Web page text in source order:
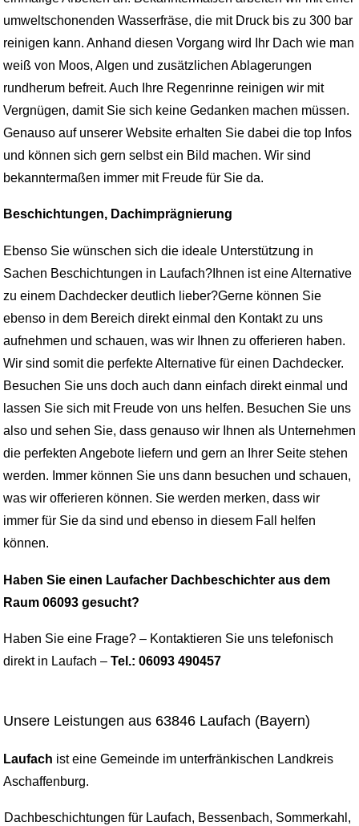
umweltschonenden Wasserfräse, die mit Druck bis zu 300 bar
reinigen kann. Anhand diesen Vorgang wird Ihr Dach wie man
weiß von Moos, Algen und zusätzlichen Ablagerungen
rundherum befreit. Auch Ihre Regenrinne reinigen wir mit
Vergnügen, damit Sie sich keine Gedanken machen müssen.
Genauso auf unserer Website erhalten Sie dabei die top Infos
und können sich gern selbst ein Bild machen. Wir sind
bekanntermaßen immer mit Freude für Sie da.
Beschichtungen, Dachimprägnierung
Ebenso Sie wünschen sich die ideale Unterstützung in
Sachen Beschichtungen in Laufach?Ihnen ist eine Alternative
zu einem Dachdecker deutlich lieber?Gerne können Sie
ebenso in dem Bereich direkt einmal den Kontakt zu uns
aufnehmen und schauen, was wir Ihnen zu offerieren haben.
Wir sind somit die perfekte Alternative für einen Dachdecker.
Besuchen Sie uns doch auch dann einfach direkt einmal und
lassen Sie sich mit Freude von uns helfen. Besuchen Sie uns
also und sehen Sie, dass genauso wir Ihnen als Unternehmen
die perfekten Angebote liefern und gern an Ihrer Seite stehen
werden. Immer können Sie uns dann besuchen und schauen,
was wir offerieren können. Sie werden merken, dass wir
immer für Sie da sind und ebenso in diesem Fall helfen
können.
Haben Sie einen Laufacher Dachbeschichter aus dem
Raum 06093 gesucht?
Haben Sie eine Frage? – Kontaktieren Sie uns telefonisch
direkt in Laufach – Tel.: 06093 490457
Unsere Leistungen aus 63846 Laufach (Bayern)
Laufach ist eine Gemeinde im unterfränkischen Landkreis
Aschaffenburg.
Dachbeschichtungen für Laufach, Bessenbach, Sommerkahl,